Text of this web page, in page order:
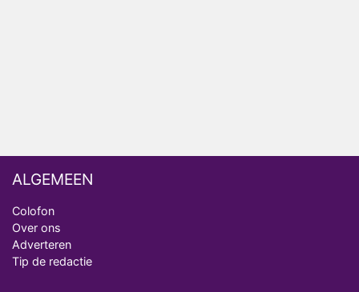
ALGEMEEN
Colofon
Over ons
Adverteren
Tip de redactie